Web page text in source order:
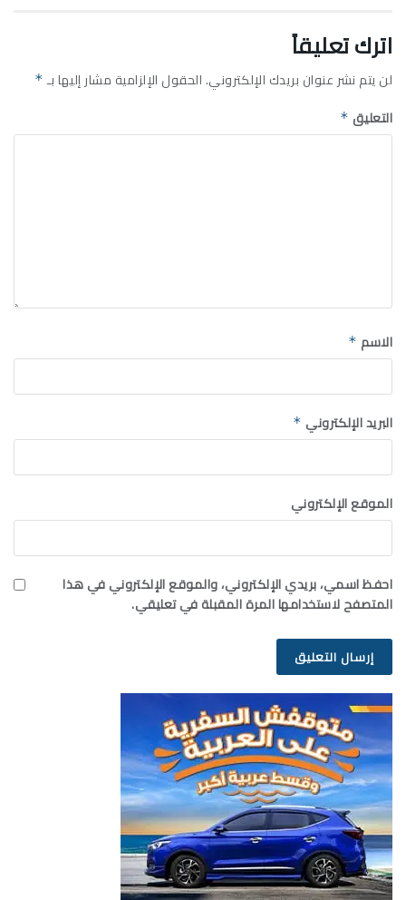
اترك تعليقاً
لن يتم نشر عنوان بريدك الإلكتروني.الحقول الإلزامية مشار إليها بـ *
التعليق *
الاسم *
البريد الإلكتروني *
الموقع الإلكتروني
احفظ اسمي، بريدي الإلكتروني، والموقع الإلكتروني في هذا
المتصفح لاستخدامها المرة المقبلة في تعليقي.